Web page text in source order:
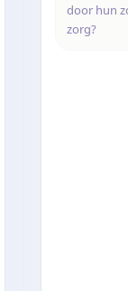
door hun
zorg?